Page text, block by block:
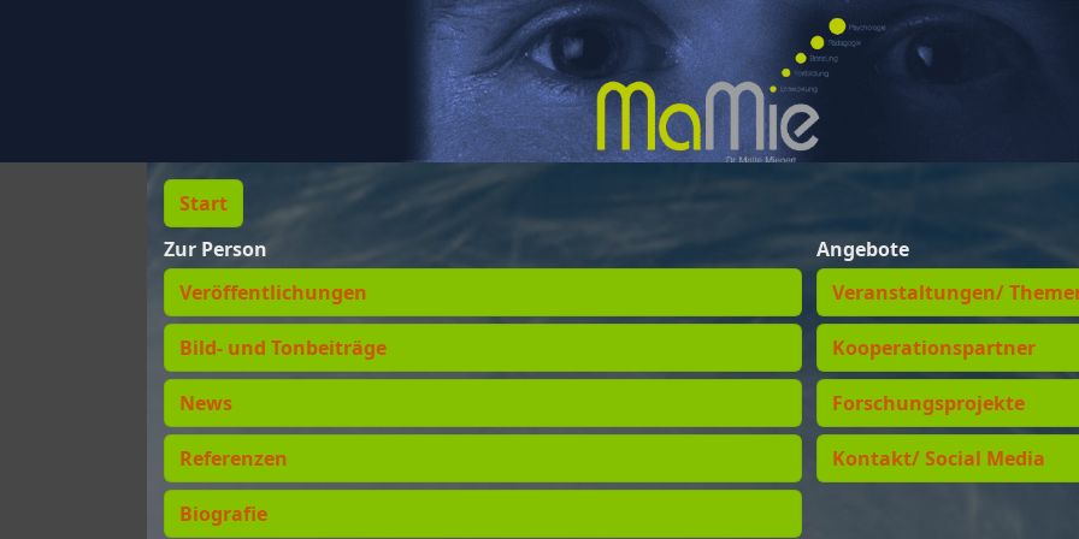
Start
Zur Person
Veröffentlichungen
Bild- und Tonbeiträge
News
Referenzen
Biografie
Angebote
Veranstaltungen/
Kooperationspartner
Forschungsprojekte
Kontakt/ Social Media